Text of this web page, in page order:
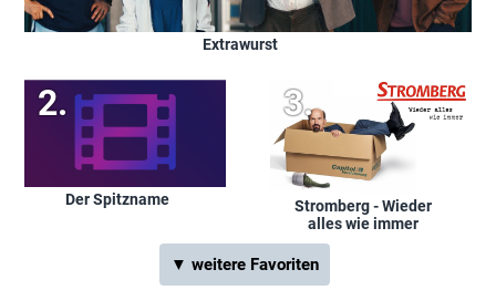
Extrawurst
Der Spitzname
Stromberg - Wieder
alles wie immer
▼ weitere Favoriten